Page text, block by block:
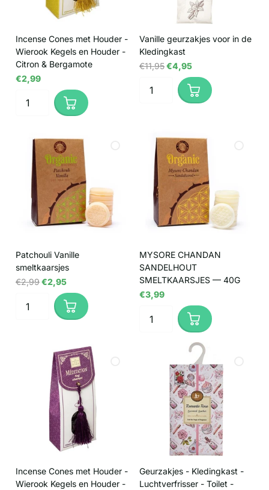
Incense Cones met Houder -
Wierook Kegels en Houder -
Citron & Bergamote
€2,99
Vanille geurzakjes voor in de
Kledingkast
€11,95€4,95
Patchouli Vanille
smeltkaarsjes
€2,99€2,95
MYSORE CHANDAN
SANDELHOUT
SMELTKAARSJES — 40G
€3,99
Incense Cones met Houder -
Wierook Kegels en Houder -
Geurzakjes - Kledingkast -
Luchtverfrisser - Toilet -